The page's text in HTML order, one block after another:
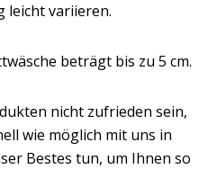
leicht variieren.
beträgt bis zu 5 cm.
nicht zufrieden sein,
wie möglich mit uns in
Bestes tun, um Ihnen so